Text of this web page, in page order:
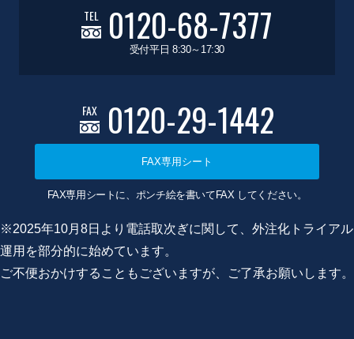
TEL 0120-68-7377
受付平日 8:30～17:30
FAX 0120-29-1442
FAX専用シート
FAX専用シートに、ポンチ絵を書いてFAX してください。
※2025年10月8日より電話取次ぎに関して、外注化トライアル
運用を部分的に始めています。
ご不便おかけすることもございますが、ご了承お願いします。